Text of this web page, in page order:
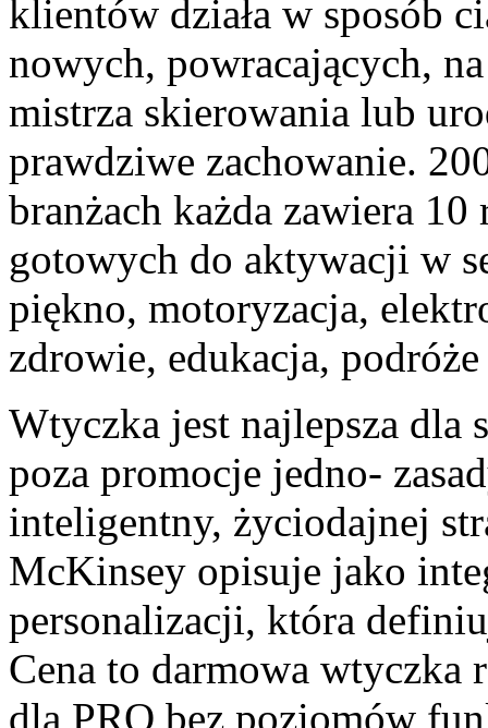
klientów działa w sposób
nowych, powracających,
mistrza skierowania lub
prawdziwe zachowanie.
branżach każda zawiera
gotowych do aktywacji w
piękno, motoryzacja,
zdrowie, edukacja,
Wtyczka jest najlepsza dla
poza promocje jedno-
inteligentny, życiodajnej
McKinsey opisuje jako
personalizacji, która
Cena to darmowa wtyczka
dla PRO bez poziomów